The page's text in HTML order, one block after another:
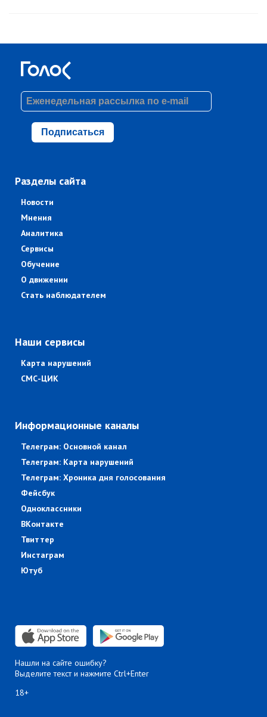
Подписаться
Разделы сайта
Новости
Мнения
Аналитика
Сервисы
Обучение
О движении
Стать наблюдателем
Наши сервисы
Карта нарушений
СМС-ЦИК
Информационные каналы
Телеграм: Основной канал
Телеграм: Карта нарушений
Телеграм: Хроника дня голосования
Фейсбук
Одноклассники
ВКонтакте
Твиттер
Инстаграм
Ютуб
Нашли на сайте ошибку?
Выделите текст и нажмите Ctrl+Enter
18+